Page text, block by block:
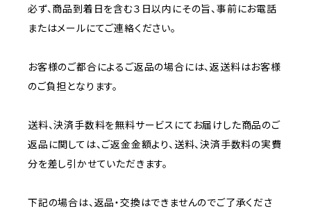
必ず、商品到着日を含む３日以内にその旨、事前にお電話
またはメールにてご連絡ください。
お客様のご都合によるご返品の場合には、返送料はお客様
のご負担となります。
送料、決済手数料を無料サービスにてお届けした商品のご
返品に関しては、ご返金金額より、送料、決済手数料の実費
分を差し引かせていただきます。
下記の場合は、返品・交換はできませんのでご了承くださ